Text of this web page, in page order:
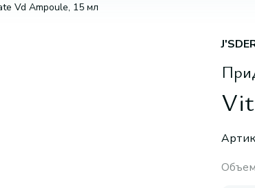
Vd Ampoule, 15 мл